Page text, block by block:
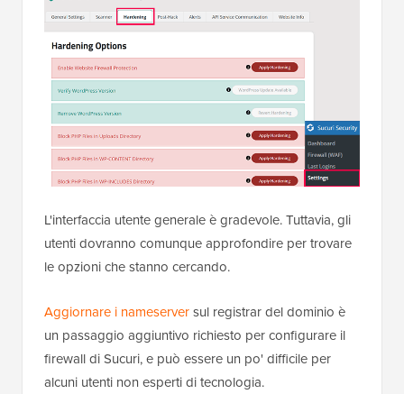
L'interfaccia utente generale è gradevole. Tuttavia, gli
utenti dovranno comunque approfondire per trovare
le opzioni che stanno cercando.
Aggiornare i nameserversul registrar del dominio è
un passaggio aggiuntivo richiesto per configurare il
firewall di Sucuri, e può essere un po' difficile per
alcuni utenti non esperti di tecnologia.